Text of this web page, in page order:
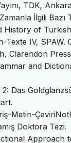
TDK,
İlgili
of
IV, SPAW.
Clarendon
and
Das
Metin-
Doktora Tezi.
Approach